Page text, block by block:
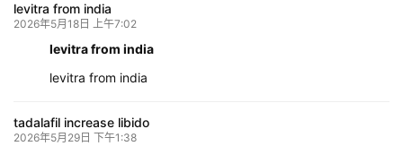
levitra from india
2026年5月18日 上午7:02
levitra from india
levitra from india
tadalafil increase libido
2026年5月29日 下午1:38